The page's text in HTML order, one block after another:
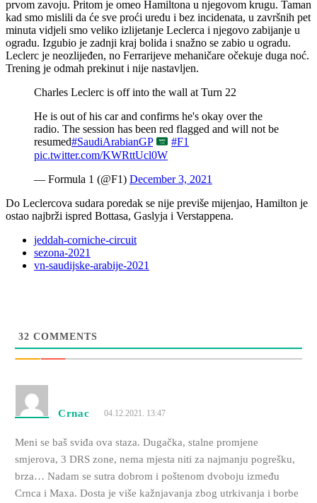
prvom zavoju. Pritom je omeo Hamiltona u njegovom krugu. Taman
kad smo mislili da će sve proći uredu i bez incidenata, u završnih pet
minuta vidjeli smo veliko izlijetanje Leclerca i njegovo zabijanje u
ogradu. Izgubio je zadnji kraj bolida i snažno se zabio u ogradu.
Leclerc je neozlijeđen, no Ferrarijeve mehaničare očekuje duga noć.
Trening je odmah prekinut i nije nastavljen.
Charles Leclerc is off into the wall at Turn 22
He is out of his car and confirms he's okay over the
radio. The session has been red flagged and will not be
resumed#SaudiArabianGP
#F1
pic.twitter.com/KWRttUcl0W
— Formula 1 (@F1) December 3, 2021
Do Leclercova sudara poredak se nije previše mijenjao, Hamilton je
ostao najbrži ispred Bottasa, Gaslyja i Verstappena.
jeddah-corniche-circuit
sezona-2021
vn-saudijske-arabije-2021
32 COMMENTS
Crnac 04.12.2021. 13:47
Meni se baš sviđa ova staza. Dugačka, stalne promjene
smjerova, 3 DRS zone, nema mjesta niti za najmanju pogrešku,
brza… Nadam se sutra dobrom i poštenom dvoboju između
Crnca i Maxa. Dosta je više kažnjavanja zbog utrkivanja i borbe